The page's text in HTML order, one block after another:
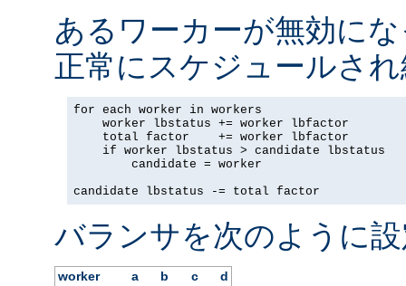
あるワーカーが無効に
正常にスケジュールさ
for each worker in workers
    worker lbstatus += worker lbfactor
    total factor    += worker lbfactor
    if worker lbstatus > candidate lbstatus
        candidate = worker
candidate lbstatus -= total factor
バランサを次のように
worker a b c
d